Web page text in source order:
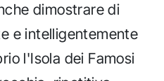
dimostrare di
e intelligentemente
l'Isola dei Famosi